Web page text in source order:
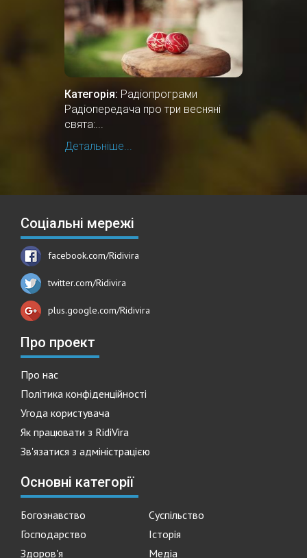
Категорія: Радіопрограми
Радіопередача про три весняні
свята:...
Детальніше...
Соціальні мережі
facebook.com/Ridivira
twitter.com/Ridivira
plus.google.com/Ridivira
Про проект
Про нас
Політика конфіденційності
Угода користувача
Як працювати з RidiVira
Зв'язатися з адміністрацією
Основні категорії
Богознавство
Суспільство
Господарство
Історія
Здоров'я
Медіа